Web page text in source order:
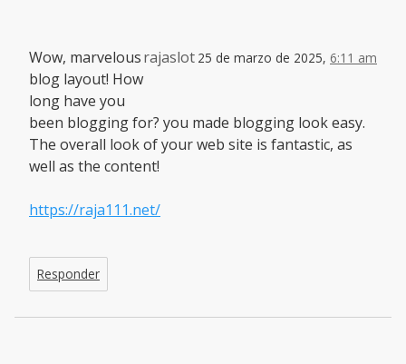
rajaslot 25 de marzo de 2025, 6:11 am
Wow, marvelous
blog layout! How
long have you
been blogging for? you made blogging look easy.
The overall look of your web site is fantastic, as
well as the content!
https://raja111.net/
Responder